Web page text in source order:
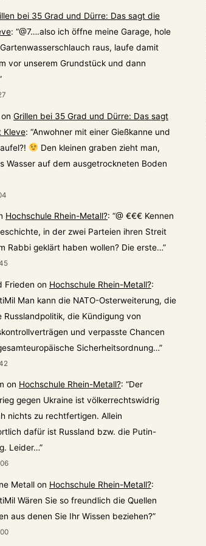
bei 35 Grad und Dürre: Das sagt die
: “@7….also ich öffne meine Garage, hole
raus, laufe damit
vor unserem Grundstück und dann
on Grillen bei 35 Grad und Dürre: Das sagt
Kleve: “Anwohner mit einer Gießkanne und
Den kleinen graben zieht man,
Wasser auf dem ausgetrockneten Boden
Hochschule Rhein-Metall?: “@ €€€ Kennen
in der zwei Parteien ihren Streit
Rabbi geklärt haben wollen? Die erste…”
Frieden on Hochschule Rhein-Metall?:
Man kann die NATO-Osterweiterung, die
Russlandpolitik, die Kündigung von
und verpasste Chancen
Sicherheitsordnung…”
on Hochschule Rhein-Metall?: “Der
gegen Ukraine ist völkerrechtswidrig
nichts zu rechtfertigen. Allein
dafür ist Russland bzw. die Putin-
Leider…”
Metall on Hochschule Rhein-Metall?:
Wären Sie so freundlich die Quellen
aus denen Sie Ihr Wissen beziehen?”